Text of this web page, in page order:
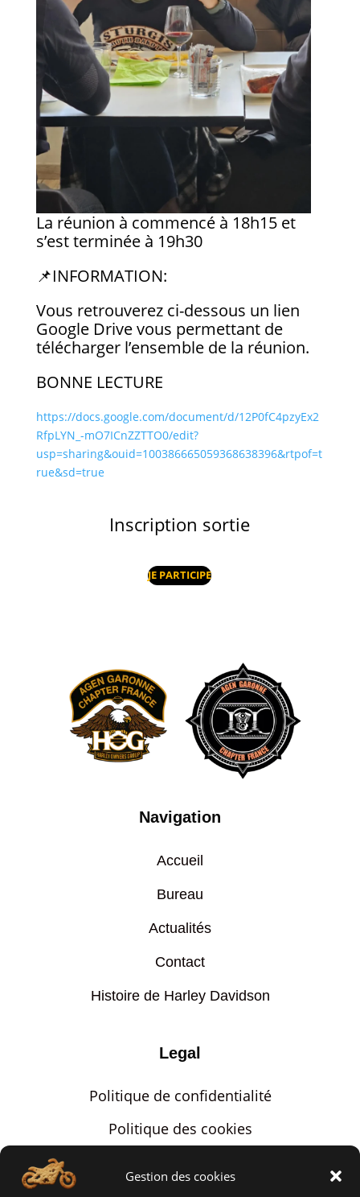
Gestion des cookies
La réunion à commencé à 18h15 et
s’est terminée à 19h30
📌INFORMATION:
Vous retrouverez ci-dessous un lien
Google Drive vous permettant de
télécharger l’ensemble de la réunion.
BONNE LECTURE
https://docs.google.com/document/d/12P0fC4pzyEx2
RfpLYN_-mO7ICnZZTTO0/edit?
usp=sharing&ouid=100386665059368638396&rtpof=t
rue&sd=true
Inscription sortie
JE PARTICIPE
Navigation
Accueil
Bureau
Actualités
Contact
Histoire de Harley Davidson
Legal
Politique de confidentialité
Politique des cookies